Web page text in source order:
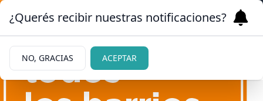
¿Querés recibir nuestras notificaciones?
NO, GRACIAS ACEPTAR